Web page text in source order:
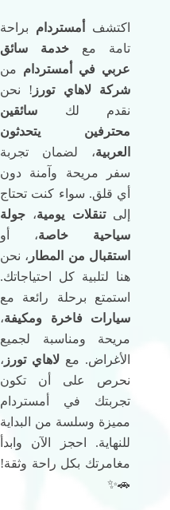
اكتشف أمستردام براحة
تامة مع خدمة سائق
عربي في أمستردام من
شركة لاهاي تورز ! نحن
نقدم لك سائقين
محترفين يتحدثون
العربية، لضمان تجربة
سفر مريحة وآمنة دون
أي قلق. سواء كنت تحتاج
إلىتنقلات يومية، جولة
سياحية خاصة، أو
استقبال من المطار ، نحن
هنا لتلبية كل احتياجاتك.
استمتع برحلة رائعة مع
سيارات فاخرة ومكيفة،
مريحة ومناسبة لجميع
الأغراض. مع لاهاي تورز ،
نحرص على أن تكون
تجربتك في أمستردام
مميزة وسلسة من البداية
للنهاية. احجز الآن وابدأ
مغامرتك بكل راحة وثقة!
🚗✨